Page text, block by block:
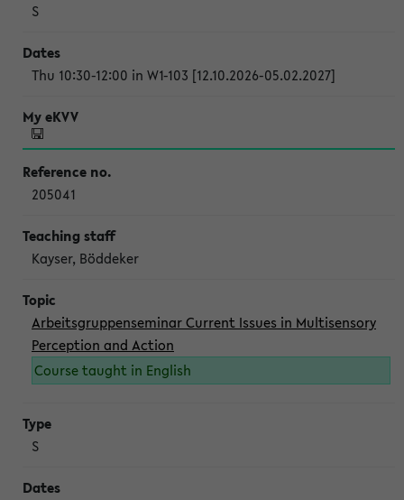
S
Thu 10:30-12:00 in W1-103 [12.10.2026-05.02.2027]
205041
Kayser, Böddeker
Arbeitsgruppenseminar Current Issues in Multisensory
Perception and Action
Course taught in English
S